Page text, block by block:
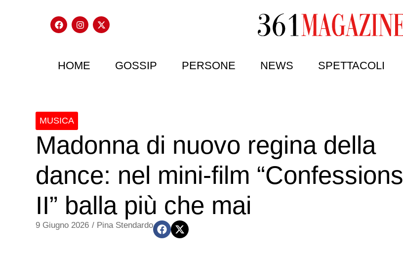
HOME GOSSIP PERSONE NEWS SPETTACOLI
MUSICA
Madonna di nuovo regina della
dance: nel mini-film “Confessions
II” balla più che mai
9 Giugno 2026 / Pina Stendardo